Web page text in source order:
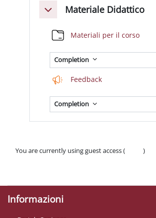
CollapseMateriale Didattico
Materiali per il corsoFolder
Completion
Feedback
Completion
You are currently using guest access (
)
Informazioni